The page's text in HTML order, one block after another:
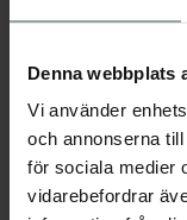
Denna webbplats
Vi använder
och annonserna
för sociala medier
vidarebefordrar